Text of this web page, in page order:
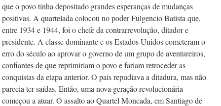
que o povo tinha depositado grandes esperanças de mudanças
positivas. A quartelada colocou no poder Fulgencio Batista que,
entre 1934 e 1944, foi o chefe da contrarrevolução, ditador e
presidente. A classe dominante e os Estados Unidos cometeram o
erro do século ao aprovar o governo de um grupo de aventureiros,
confiantes de que reprimiriam o povo e fariam retroceder as
conquistas da etapa anterior. O país repudiava a ditadura, mas não
parecia ter saídas. Então, uma nova geração revolucionária
começou a atuar. O assalto ao Quartel Moncada, em Santiago de